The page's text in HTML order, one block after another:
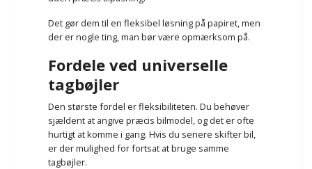
Det gør dem til en fleksibel løsning på papiret, men
der er nogle ting, man bør være opmærksom på.
Fordele ved universelle
tagbøjler
Den største fordel er fleksibiliteten. Du behøver
sjældent at angive præcis bilmodel, og det er ofte
hurtigt at komme i gang. Hvis du senere skifter bil,
er der mulighed for fortsat at bruge samme
tagbøjler.